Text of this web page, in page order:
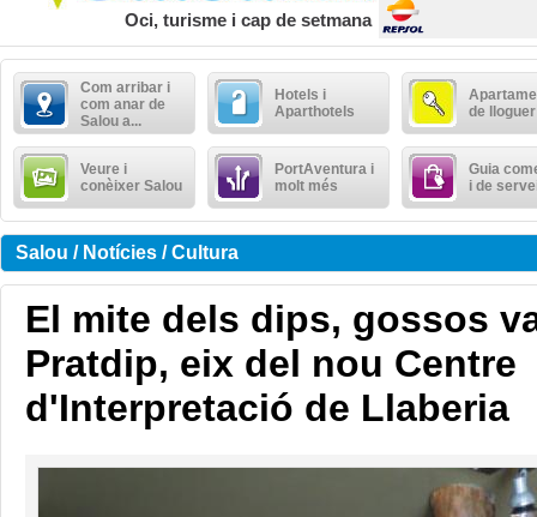
Oci, turisme i cap de setmana
Com arribar i
com anar de
Salou a...
Hotels i
Aparthotels
de lloguer
Veure i
conèixer Salou
PortAventura i
molt més
Guia
i de
Salou / Notícies / Cultura
El mite dels dips, gossos
Pratdip, eix del nou Centre
d'Interpretació de Llaberia